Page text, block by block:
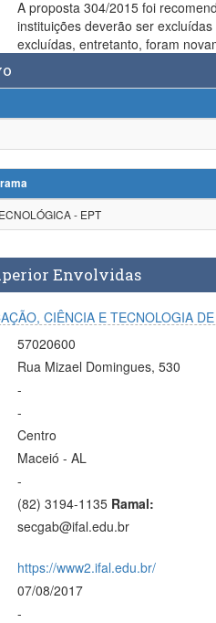
A proposta 304/2015 foi
instituições deverão ser excluídas da proposta.
excluídas, entretanto, foram
- EPT
Envolvidas
CIÊNCIA E TECNOLOGIA
57020600
Rua Mizael Domingues, 530
-
-
Centro
Maceió - AL
-
(82) 3194-1135 Ramal:
secgab@ifal.edu.br
https://www2.ifal.edu.br/
07/08/2017
-